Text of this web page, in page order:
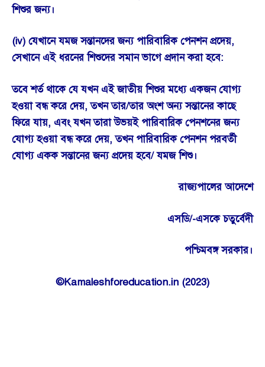
শিশুর জন্য।
(iv) যেখানে যমজ সন্তানদের জন্য পারিবারিক পেনশন প্রদেয়,
সেখানে এই ধরনের শিশুদের সমান ভাগে প্রদান করা হবে:
তবে শর্ত থাকে যে যখন এই জাতীয় শিশুর মধ্যে একজন যোগ্য
হওয়া বন্ধ করে দেয়, তখন তার/তার অংশ অন্য সন্তানের কাছে
ফিরে যায়, এবং যখন তারা উভয়ই পারিবারিক পেনশনের জন্য
যোগ্য হওয়া বন্ধ করে দেয়, তখন পারিবারিক পেনশন পরবর্তী
যোগ্য একক সন্তানের জন্য প্রদেয় হবে/ যমজ শিশু।
রাজ্যপালের আদেশে
এসডি/-এসকে চতুর্বেদী
পশ্চিমবঙ্গ সরকার।
©Kamaleshforeducation.in (2023)